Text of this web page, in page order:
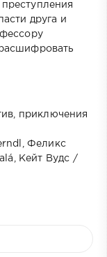
друга и
приключения
Феликс
Кейт Вудс /